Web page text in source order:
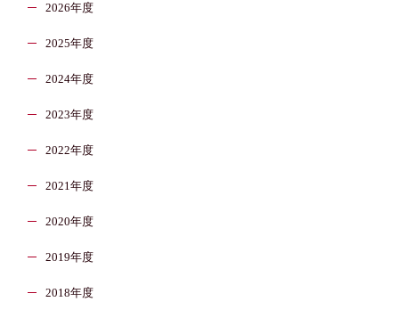
2026年度
2025年度
2024年度
2023年度
2022年度
2021年度
2020年度
2019年度
2018年度